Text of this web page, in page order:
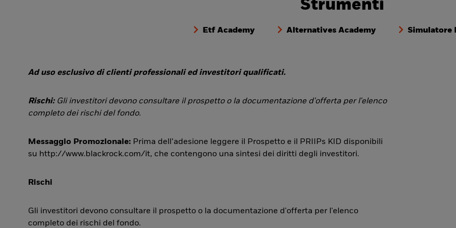
Strumenti
Etf Academy Alternatives Academy Simulatore
Ad uso esclusivo di clienti professionali ed investitori qualificati.
Rischi: Gli investitori devono consultare il prospetto o la documentazione d'offerta per l'elenco
completo dei rischi del fondo.
Messaggio Promozionale: Prima dell’adesione leggere il Prospetto e il PRIIPs KID disponibili
su http://www.blackrock.com/it, che contengono una sintesi dei diritti degli investitori.
Rischi
Gli investitori devono consultare il prospetto o la documentazione d'offerta per l'elenco
completo dei rischi del fondo.